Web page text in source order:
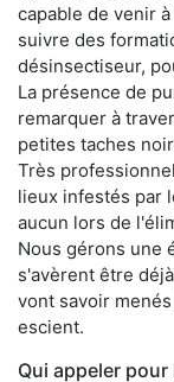
capable de venir
suivre des
désinsectiseur,
La présence de
remarquer à
petites taches
Très
lieux infestés par
aucun lors de
Nous gérons une
s'avèrent être
vont savoir
escient.
Qui appeler